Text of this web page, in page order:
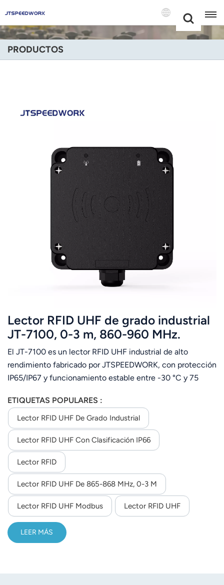
+86 -18681515767
English
Italiano
Español
Português
Nederland
عربي
日语
한국어
Ελληνικά
Melayu
Polski
Tiếng Việt
Indonesia
magyar
PRODUCTOS
Lector RFID UHF de grado industrial
JT-7100, 0-3 m, 860-960 MHz.
El JT-7100 es un lector RFID UHF industrial de alto
rendimiento fabricado por JTSPEEDWORK, con protección
IP65/IP67 y funcionamiento estable entre -30 °C y 75
RF TM200, admite el protocolo ISO18000-6C, una
frecuencia de 860-960 MHz, una potencia de RF
ajustable de 13 a 33 dBm, una distancia máxima de lectura
de 3 m y más de 700 lecturas por segundo.Ofrece
comunicación flexible (RS232/RS485/TCP/IP, etc.),
compatibilidad con SDK para desarrollo secundario y es
ideal para la gestión de activos industriales, el seguimiento
logístico y la automatización de la producción.
ETIQUETAS POPULARES :
Lector RFID UHF De Grado Industrial
Lector RFID UHF Con Clasificación IP66
Lector RFID
Lector RFID UHF De 865-868 MHz, 0-3 M
Lector RFID UHF Modbus Lector RFID UHF
LEER MÁS